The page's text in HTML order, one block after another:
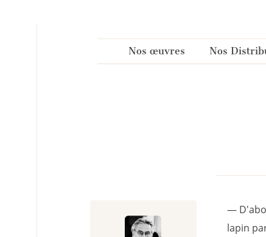
Nos œuvres Nos
—
lapin